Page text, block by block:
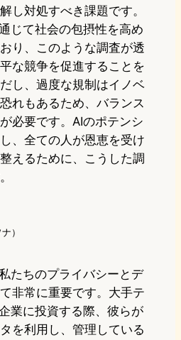
し対処すべき課題です。
じて社会の包摂性を高め
り、このような調査が透
な競争を促進することを
し、過度な規制はイノベ
れもあるため、バランス
必要です。AIのポテンシ
、全ての人が恩恵を受け
えるために、こうした調
）
たちのプライバシーとデ
非常に重要です。大手テ
業に投資する際、彼らが
を利用し、管理している